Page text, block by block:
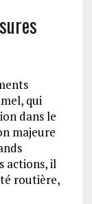
qui
dans le
majeure
actions, il
routière,